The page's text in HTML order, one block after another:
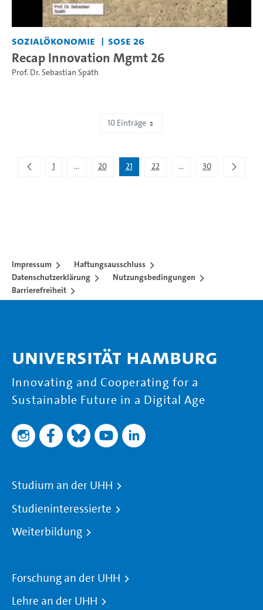
Sozialökonomie SoSe 26
Recap Innovation Mgmt 26
Prof. Dr. Sebastian Späth
10 Einträge
1 ...
Zwischenseiten Navigieren mit TAB-Taste.
20 21 22 ...
Zwischenseiten
30
Impressum
Haftungsausschluss
Datenschutzerklärung
Nutzungsbedingungen
Barrierefreiheit
Universität Hamburg
Innovating and Cooperating for a
Sustainable Future in a Digital Age
Studium an der UHH
Studieninteressierte
Weiterbildung
Forschung an der UHH
Lehre an der UHH